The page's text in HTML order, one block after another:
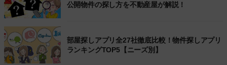
公開物件の探し方を不動産屋が解説！
部屋探しアプリ全27社徹底比較！物件探しアプリ
ランキングTOP5【ニーズ別】